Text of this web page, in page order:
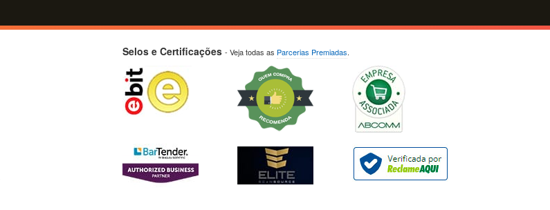
Selos e Certificações - Veja todas as Parcerias Premiadas.